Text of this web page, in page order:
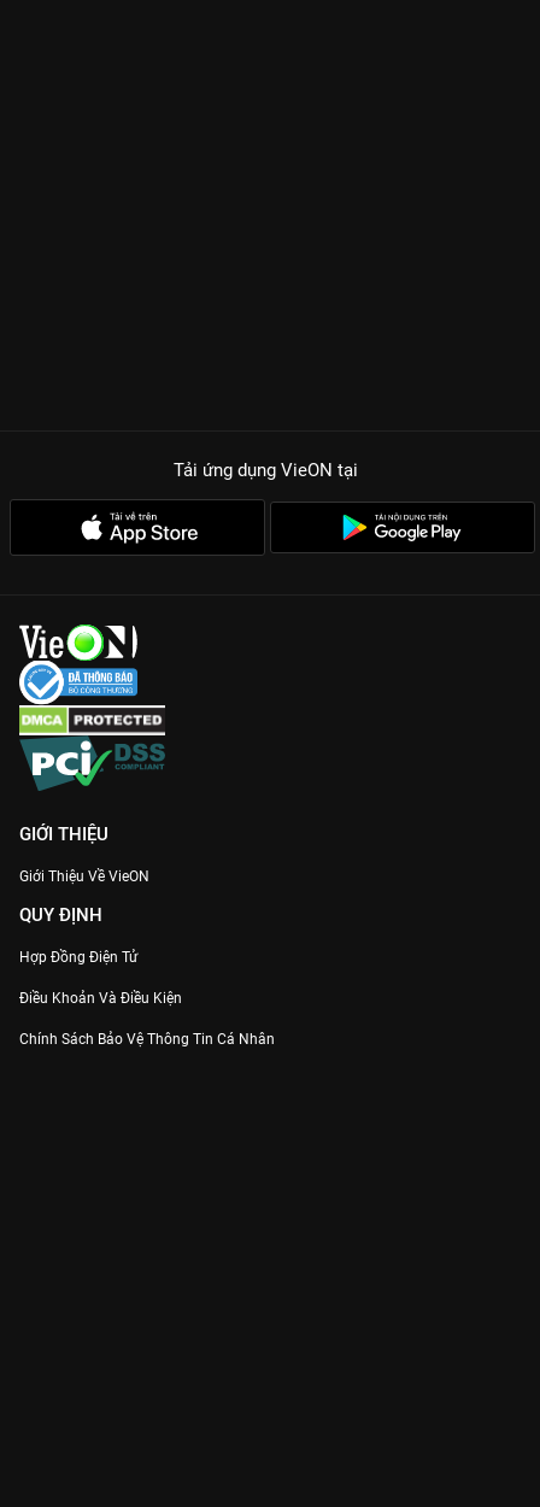
Tải ứng dụng VieON tại
GIỚI THIỆU
Giới Thiệu Về VieON
QUY ĐỊNH
Hợp Đồng Điện Tử
Điều Khoản Và Điều Kiện
Chính Sách Bảo Vệ Thông Tin Cá Nhân